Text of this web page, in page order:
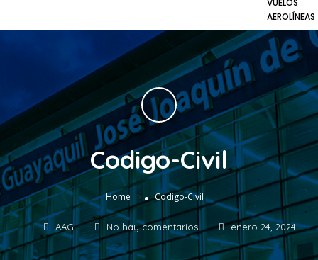
VUELOS
AEROLÍNEAS
Codigo-Civil
Home » Codigo-Civil
AAG No hay comentarios enero 24, 2024